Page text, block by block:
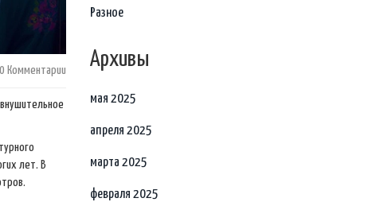
0 Комментарии
лет. В
Разное
Архивы
мая 2025
апреля 2025
марта 2025
февраля 2025